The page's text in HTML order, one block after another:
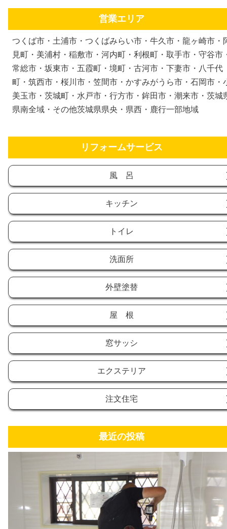
営業エリア
つくば市・土浦市・つくばみらい市・牛久市・龍ヶ崎市・
見町・美浦村・稲敷市・河内町・利根町・取手市・守谷市
常総市・坂東市・五霞町・境町・古河市・下妻市・八千代
町・筑西市・桜川市・笠間市・かすみがうら市・石岡市・
美玉市・茨城町・水戸市・行方市・鉾田市・潮来市・茨城
県南全域・その他茨城県県央・県西・鹿行一部地域
リフォームサービス
風 呂
キッチン
トイレ
洗面所
外壁塗替
屋 根
窓サッシ
エクステリア
注文住宅
最近の投稿